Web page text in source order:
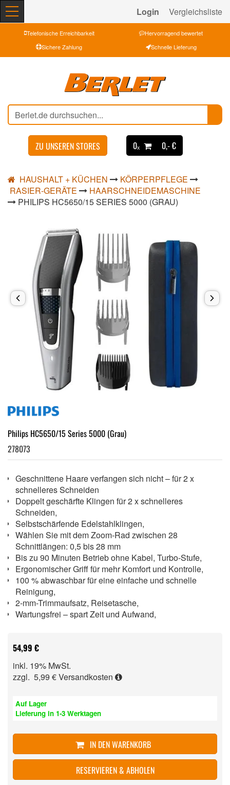
Login Vergleichsliste
Telefonische Erreichbarkeit
Hervorragend bewertet
Sichere Zahlung
Schnelle Lieferung
ZU UNSEREN STORES 0ₓ 0,- €
HAUSHALT + KÜCHEN
KÖRPERPFLEGE
RASIER-GERÄTE
HAARSCHNEIDEMASCHINE
PHILIPS HC5650/15 SERIES 5000 (GRAU)
Philips HC5650/15 Series 5000 (Grau)
278073
Geschnittene Haare verfangen sich nicht – für 2 x
schnelleres Schneiden
Doppelt geschärfte Klingen für 2 x schnelleres
Schneiden,
Selbstschärfende Edelstahlklingen,
Wählen Sie mit dem Zoom-Rad zwischen 28
Schnittlängen: 0,5 bis 28 mm
Bis zu 90 Minuten Betrieb ohne Kabel, Turbo-Stufe,
Ergonomischer Griff für mehr Komfort und Kontrolle,
100 % abwaschbar für eine einfache und schnelle
Reinigung,
2-mm-Trimmaufsatz, Reisetasche,
Wartungsfrei – spart Zeit und Aufwand,
54,99 €
inkl. 19% MwSt.
zzgl. 5,99 €Versandkosten
Auf Lager
Lieferung in 1-3 Werktagen
IN DEN WARENKORB
RESERVIEREN & ABHOLEN